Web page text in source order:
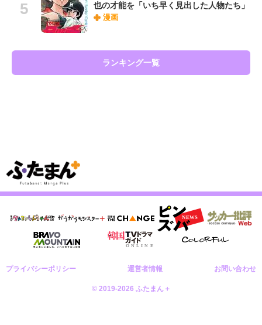
也の才能を「いち早く見出した人物たち」
漫画
ランキング一覧
プライバシーポリシー 運営者情報 お問い合わせ
© 2019-2026 ふたまん＋